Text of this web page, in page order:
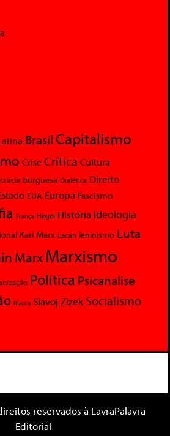
Brasil Capitalismo
Crise Crítica Cultura
burguesa Dialética Direito
EUA Europa Fascismo
França Hegel História Ideologia
Karl Marx Lacan leninismo Luta
MarxMarxismo
Política Psicanalise
Rússia Slavoj Zizek Socialismo
reservados à LavraPalavra
Editorial